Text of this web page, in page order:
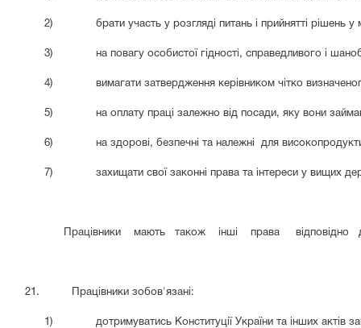
2) брати участь у розгляді питань і прийнятті рішень
3) на повагу особистої гідності, справедливого і
4) вимагати затвердження керівником чітко
5) на оплату праці залежно від посади, яку вони
6) на здорові, безпечні та належні для
7) захищати свої законні права та інтереси у вищих
Працівники мають також інші права відповідно
21. Працівники зобов'язані:
1) дотримуватись Конституції України та інших актів